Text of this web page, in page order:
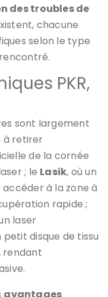
des troubles de
chacune
selon le type
PKR,
sont largement
à retirer
de la cornée
; le Lasik, où un
à la zone à
rapide ;
laser
disque de tissu
rendant
avantages